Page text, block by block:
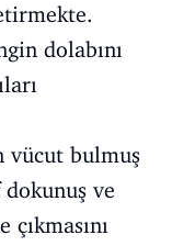
dolabını
vücut bulmuş
ve